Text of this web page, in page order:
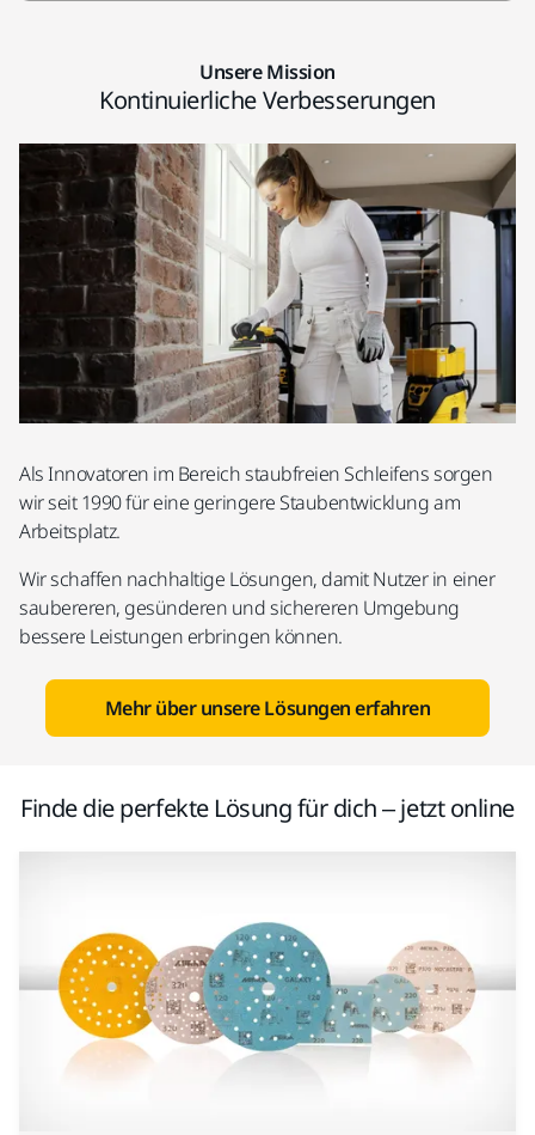
Unsere Mission
Kontinuierliche Verbesserungen
Als Innovatoren im Bereich staubfreien Schleifens sorgen
wir seit 1990 für eine geringere Staubentwicklung am
Arbeitsplatz.
Wir schaffen nachhaltige Lösungen, damit Nutzer in einer
saubereren, gesünderen und sichereren Umgebung
bessere Leistungen erbringen können.
Mehr über unsere Lösungen erfahren
Finde die perfekte Lösung für dich – jetzt online